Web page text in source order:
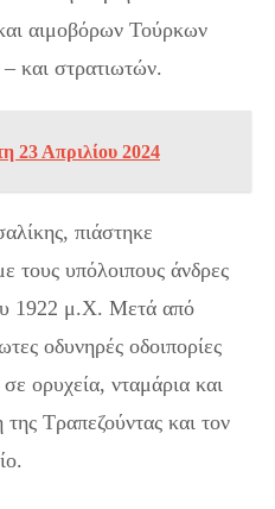
αιμοβόρων Τούρκων
και στρατιωτών.
23 Απριλίου 2024
πιάστηκε
τους υπόλοιπους άνδρες
1922 μ.Χ. Μετά από
οδυνηρές οδοιπορίες
ορυχεία, νταμάρια και
Τραπεζούντας και τον